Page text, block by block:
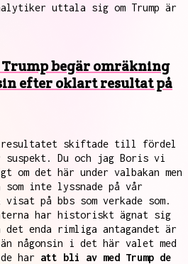
uttala sig om Trump är
Trump begär omräkning
efter oklart resultat på
resultatet skiftade till fördel
suspekt. Du och jag Boris vi
om det här under valbakan men
inte lyssnade på vår
på bbs som verkade som.
har historiskt ägnat sig
enda rimliga antagandet är
någonsin i det här valet med
har att bli av med Trump de